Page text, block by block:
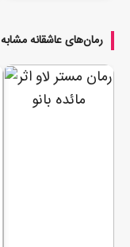
رمان‌های عاشقانه مشابه